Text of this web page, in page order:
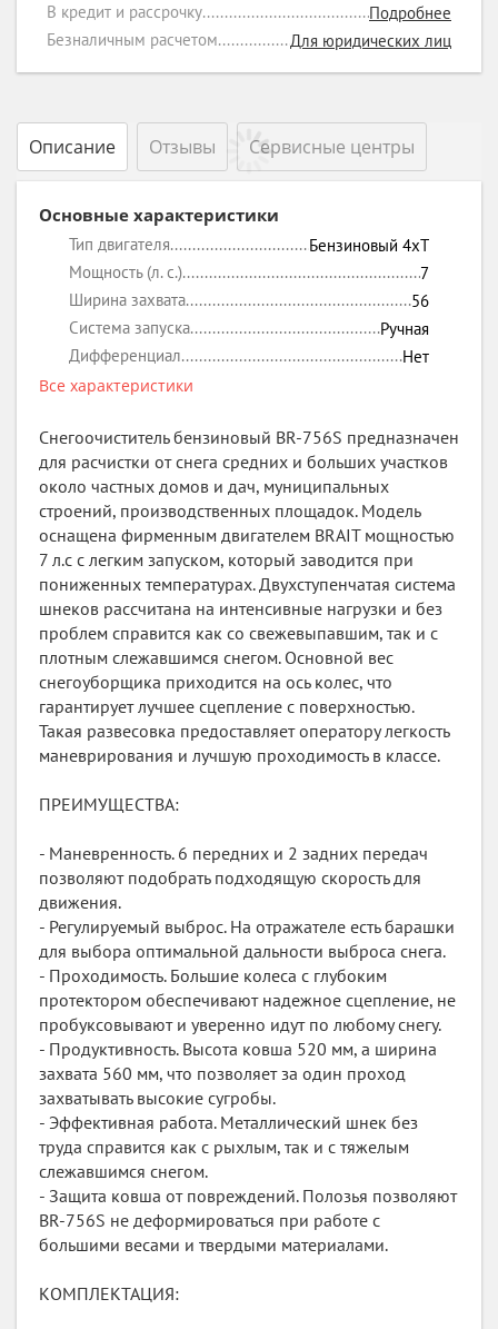
В кредит и рассрочку
Подробнее
Безналичным расчетом
Для юридических лиц
Описание Отзывы Сервисные центры
Основные характеристики
Тип двигателя
Бензиновый 4xT
Мощность (л. с.)
7
Ширина захвата
56
Система запуска
Ручная
Дифференциал
Нет
Все характеристики
Снегоочиститель бензиновый BR-756S предназначен
для расчистки от снега средних и больших участков
около частных домов и дач, муниципальных
строений, производственных площадок. Модель
оснащена фирменным двигателем BRAIT мощностью
7 л.с с легким запуском, который заводится при
пониженных температурах. Двухступенчатая система
шнеков рассчитана на интенсивные нагрузки и без
проблем справится как со свежевыпавшим, так и с
плотным слежавшимся снегом. Основной вес
снегоуборщика приходится на ось колес, что
гарантирует лучшее сцепление с поверхностью.
Такая развесовка предоставляет оператору легкость
маневрирования и лучшую проходимость в классе.
ПРЕИМУЩЕСТВА:
- Маневренность. 6 передних и 2 задних передач
позволяют подобрать подходящую скорость для
движения.
- Регулируемый выброс. На отражателе есть барашки
для выбора оптимальной дальности выброса снега.
- Проходимость. Большие колеса с глубоким
протектором обеспечивают надежное сцепление, не
пробуксовывают и уверенно идут по любому снегу.
- Продуктивность. Высота ковша 520 мм, а ширина
захвата 560 мм, что позволяет за один проход
захватывать высокие сугробы.
- Эффективная работа. Металлический шнек без
труда справится как с рыхлым, так и с тяжелым
слежавшимся снегом.
- Защита ковша от повреждений. Полозья позволяют
BR-756S не деформироваться при работе с
большими весами и твердыми материалами.
КОМПЛЕКТАЦИЯ: